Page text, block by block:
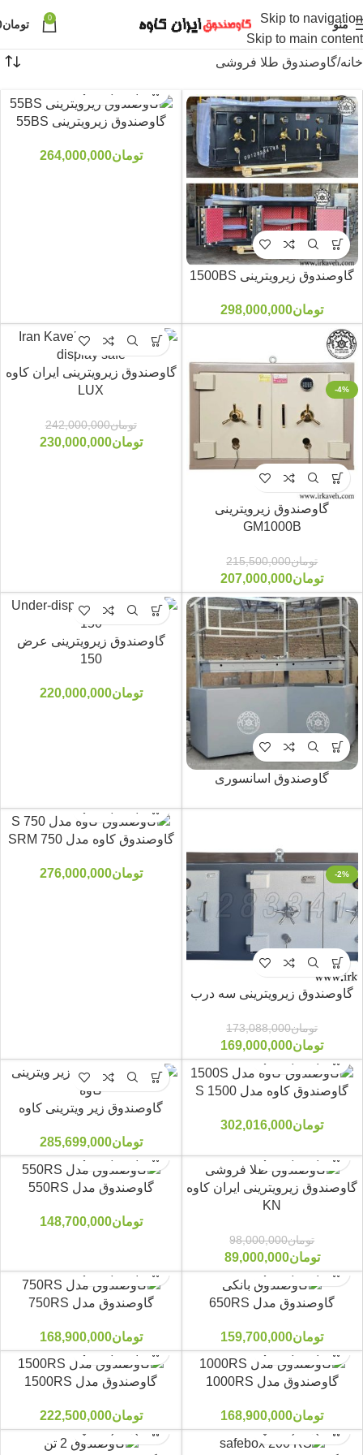
Skip to navigation
Skip to main content
منو 0 تومان
خانه گاوصندوق طلا فروشی
گاوصندوق زیرویترینی 1500BS
تومان298,000,000
گاوصندوق زیرویترینی 55BS
تومان264,000,000
-4%
گاوصندوق زیرویترینی
GM1000B
تومان215,500,000
تومان207,000,000
گاوصندوق زیرویترینی ایران کاوه
LUX
تومان242,000,000
تومان230,000,000
گاوصندوق اسانسوری
گاوصندوق زیرویترینی عرض
150
تومان220,000,000
-2%
گاوصندوق زیرویترینی سه درب
تومان173,088,000
تومان169,000,000
گاوصندوق کاوه مدل 750 SRM
تومان276,000,000
گاوصندوق کاوه مدل 1500 S
تومان302,016,000
گاوصندوق زیر ویترینی کاوه
تومان285,699,000
گاوصندوق زیرویترینی ایران کاوه
KN
تومان98,000,000
تومان89,000,000
گاوصندوق مدل 550RS
تومان148,700,000
گاوصندوق مدل 650RS
تومان159,700,000
گاوصندوق مدل 750RS
تومان168,900,000
گاوصندوق مدل 1000RS
تومان168,900,000
گاوصندوق مدل 1500RS
تومان222,500,000